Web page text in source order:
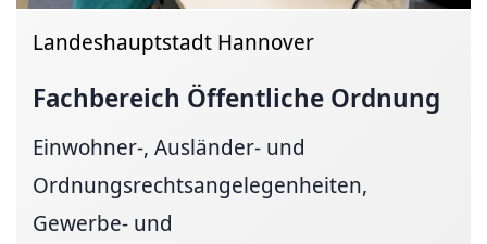
Landeshauptstadt Hannover
Fachbereich Öffentliche Ordnung
Einwohner-, Ausländer- und
Ordnungsrechtsangelegenheiten,
Gewerbe- und